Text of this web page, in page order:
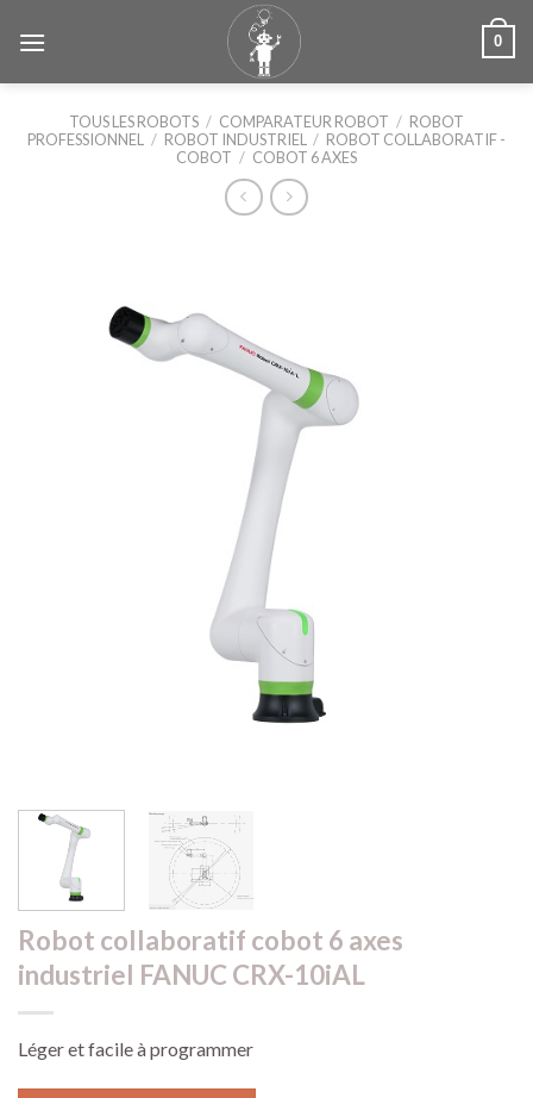
0
TOUS LES ROBOTS / COMPARATEUR ROBOT / ROBOT
PROFESSIONNEL
/ ROBOT INDUSTRIEL / ROBOT COLLABORATIF -
COBOT / COBOT 6 AXES
Robot collaboratif cobot 6 axes
industriel FANUC CRX-10iAL
Léger et facile à programmer